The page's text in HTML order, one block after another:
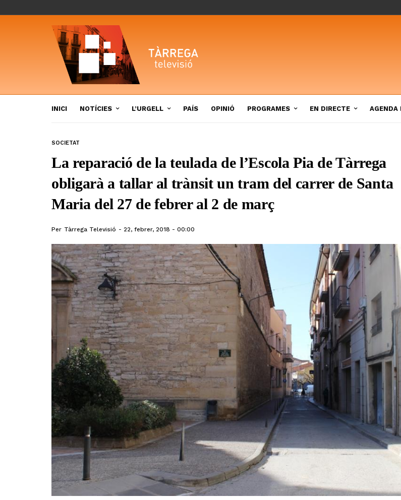
INICI NOTÍCIES L’URGELL PAÍS OPINIÓ PROGRAMES EN DIRECTE AGENDA
SOCIETAT
La reparació de la teulada de l’Escola Pia de Tàrrega
obligarà a tallar al trànsit un tram del carrer de Santa
Maria del 27 de febrer al 2 de març
Per Tàrrega Televisió 22, febrer, 2018 - 00:00